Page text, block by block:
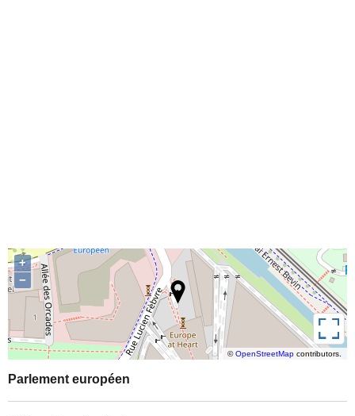
Plein écran
+
−
©OpenStreetMap contributors.
Parlement européen